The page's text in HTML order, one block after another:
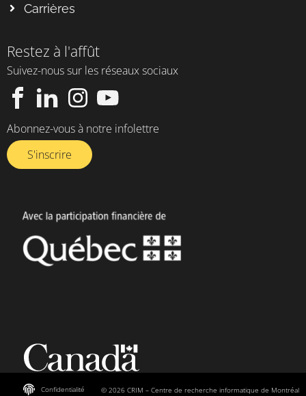
Carrières
Restez à l'affût
Suivez-nous sur les réseaux sociaux
Abonnez-vous à notre infolettre​
S'inscrire
Confidentialité © 2026 CRIM – Centre de recherche informatique de Montréal